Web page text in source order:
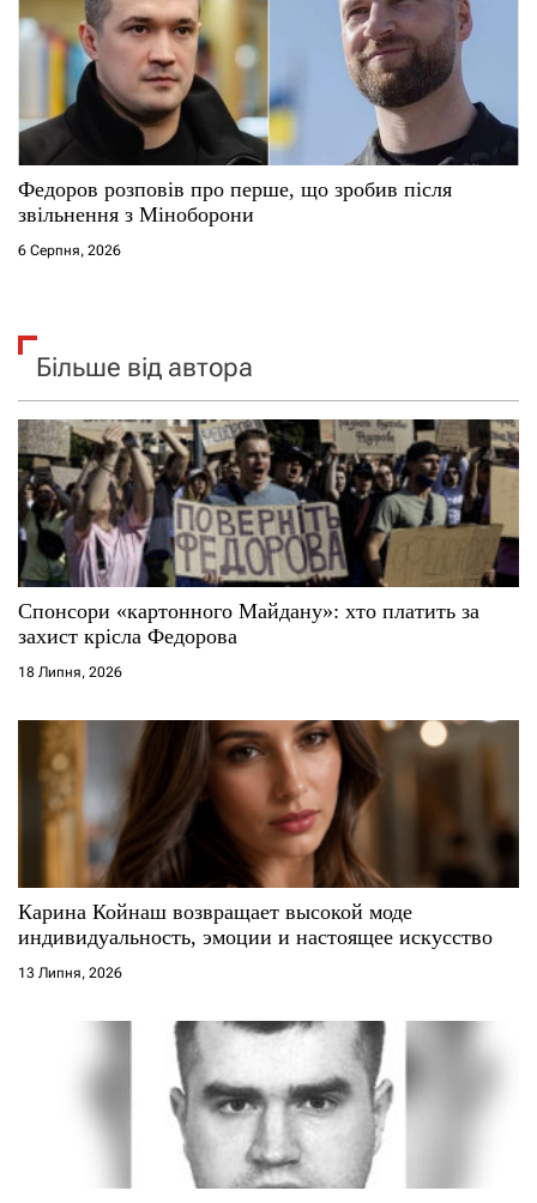
Федоров розповів про перше, що зробив після
звільнення з Міноборони
6 Серпня, 2026
Більше від автора
Спонсори «картонного Майдану»: хто платить за
захист крісла Федорова
18 Липня, 2026
Карина Койнаш возвращает высокой моде
индивидуальность, эмоции и настоящее искусство
13 Липня, 2026